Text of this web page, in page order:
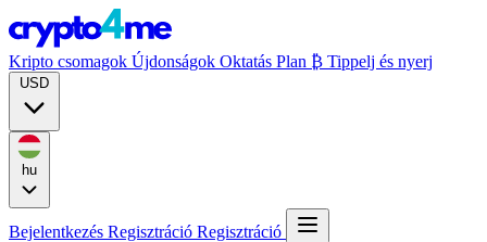
Kripto csomagok Újdonságok Oktatás Plan ₿ Tippelj és nyerj
Bejelentkezés Regisztráció Regisztráció